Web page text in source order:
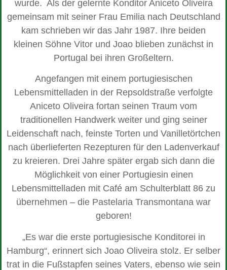
wurde. Als der gelernte Konditor Aniceto Oliveira
gemeinsam mit seiner Frau Emilia nach Deutschland
kam schrieben wir das Jahr 1987. Ihre beiden
kleinen Söhne Vitor und Joao blieben zunächst in
Portugal bei ihren Großeltern.
Angefangen mit einem portugiesischen
Lebensmittelladen in der Repsoldstraße verfolgte
Aniceto Oliveira fortan seinen Traum vom
traditionellen Handwerk weiter und ging seiner
Leidenschaft nach, feinste Torten und Vanilletörtchen
nach überlieferten Rezepturen für den Ladenverkauf
zu kreieren. Drei Jahre später ergab sich dann die
Möglichkeit von einer Portugiesin einen
Lebensmittelladen mit Café am Schulterblatt 86 zu
übernehmen – die Pastelaria Transmontana war
geboren!
„Es war die erste portugiesische Konditorei in
Hamburg“, erinnert sich Joao Oliveira stolz. Er selber
trat in die Fußstapfen seines Vaters, ebenso wie sein